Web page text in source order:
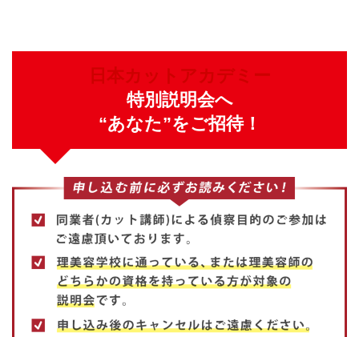
日本カットアカデミー
特別説明会へ
“あなた”をご招待！